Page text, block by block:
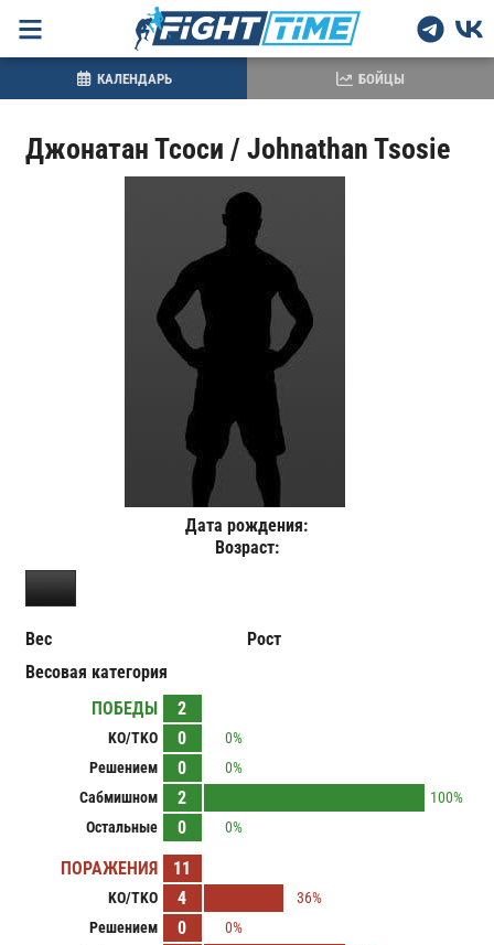
Джонатан Тсоси / Johnathan Tsosie
Дата рождения:
Возраст:
Вес
Рост
Весовая категория
ПОБЕДЫ
2
KO/TKO 0
0%
Решением
0
0%
Сабмишном
2
100%
Остальные
0 0%
ПОРАЖЕНИЯ 11
KO/TKO 4
36%
Решением
0
0%
КАЛЕНДАРЬ БОЙЦЫ